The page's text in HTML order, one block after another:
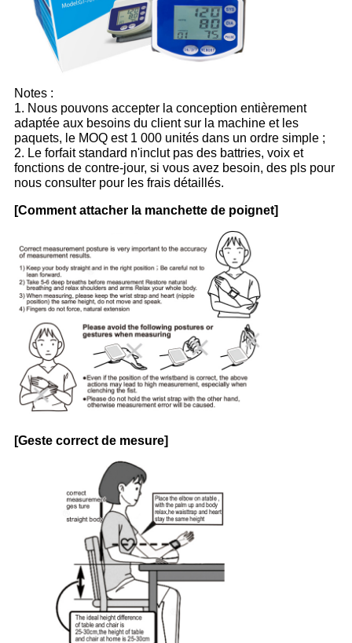
Notes :
1. Nous pouvons accepter la conception entièrement
adaptée aux besoins du client sur la machine et les
paquets, le MOQ est 1 000 unités dans un ordre simple ;
2. Le forfait standard n'inclut pas des battries, voix et
fonctions de contre-jour, si vous avez besoin, des pls pour
nous consulter pour les frais détaillés.
[Comment attacher la manchette de poignet]
[Geste correct de mesure]